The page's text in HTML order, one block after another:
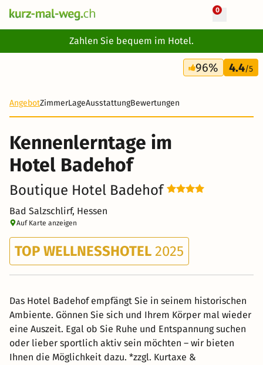
0
Zahlen Sie bequem im Hotel.
4 Tage
326 CHF
96% 4.4/5
AngebotZimmerLageAusstattungBewertungen
Kennenlerntage im
Hotel Badehof
Boutique Hotel Badehof
Bad Salzschlirf, Hessen
Auf Karte anzeigen
TOP WELLNESSHOTEL 2025
Das Hotel Badehof empfängt Sie in seinem historischen
Ambiente. Gönnen Sie sich und Ihrem Körper mal wieder
eine Auszeit. Egal ob Sie Ruhe und Entspannung suchen
oder lieber sportlich aktiv sein möchten – wir bieten
Ihnen die Möglichkeit dazu. *zzgl. Kurtaxe &